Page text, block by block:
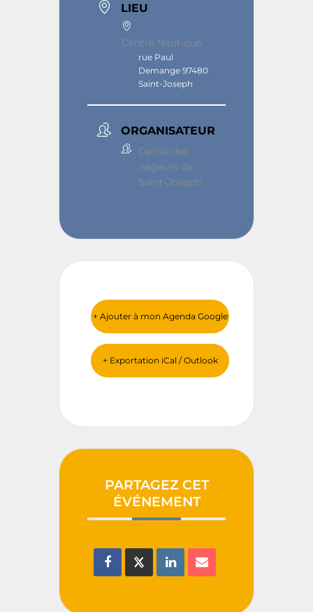
LIEU
Centre Nautique
rue Paul
Demange 97480
Saint-Joseph
ORGANISATEUR
Cercle des
nageurs de
Saint-Joseph
+ Ajouter à mon Agenda Google
+ Exportation iCal / Outlook
PARTAGEZ CET
ÉVÉNEMENT